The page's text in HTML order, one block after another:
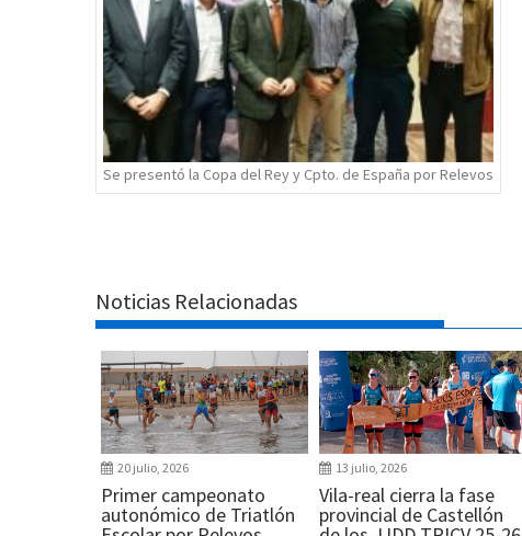
Se presentó la Copa del Rey y Cpto. de España por Relevos
Noticias Relacionadas
20 julio, 2026
Primer campeonato
autonómico de Triatlón
13 julio, 2026
Vila-real cierra la fase
provincial de Castellón